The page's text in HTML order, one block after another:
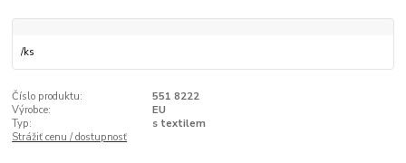
/ks
Číslo produktu:
551 8222
Výrobce:
EU
Typ:
s textilem
Strážiť cenu / dostupnosť